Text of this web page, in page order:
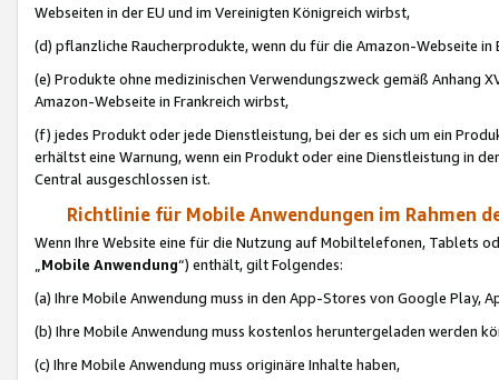
Webseiten in der EU und im Vereinigten Königreich wirbst,
(d) pflanzliche Raucherprodukte, wenn du für die Amazon-Webseite in
(e) Produkte ohne medizinischen Verwendungszweck gemäß Anhang
Amazon-Webseite in Frankreich wirbst,
(f) jedes Produkt oder jede Dienstleistung, bei der es sich um ein
erhältst eine Warnung, wenn ein Produkt oder eine Dienstleistung in
Central ausgeschlossen ist.
Richtlinie für Mobile Anwendungen im Rahmen
Wenn Ihre Website eine für die Nutzung auf Mobiltelefonen, Tablets
„Mobile Anwendung“) enthält, gilt Folgendes:
(a) Ihre Mobile Anwendung muss in den App-Stores von Google Play,
(b) Ihre Mobile Anwendung muss kostenlos heruntergeladen werden
(c) Ihre Mobile Anwendung muss originäre Inhalte haben,